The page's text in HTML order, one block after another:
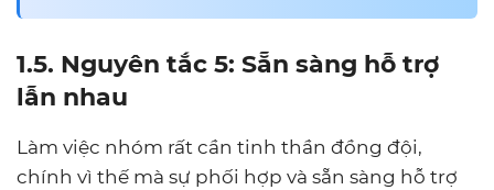
1.5. Nguyên tắc 5: Sẵn sàng hỗ trợ
lẫn nhau
Làm việc nhóm rất cần tinh thần đồng đội,
chính vì thế mà sự phối hợp và sẵn sàng hỗ trợ